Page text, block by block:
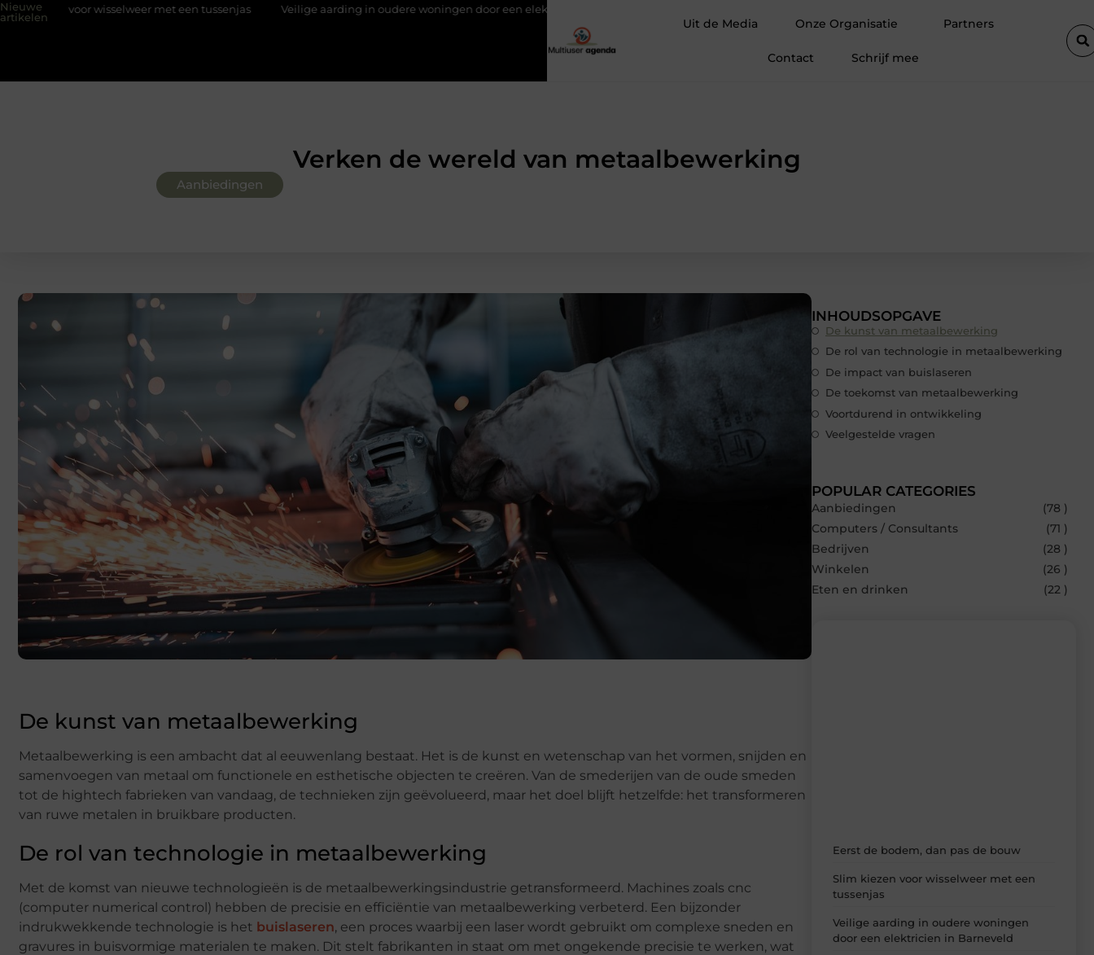
Nieuwe
artikelen
met een tussenjas Veilige aarding in oudere woningen door een elektricien in Barneveld
Uit de Media Onze Organisatie Partners
Contact Schrijf mee
Verken de wereld van metaalbewerking
Aanbiedingen
De kunst van metaalbewerking
Metaalbewerking is een ambacht dat al eeuwenlang bestaat. Het is de kunst en wetenschap van het vormen, snijden en
samenvoegen van metaal om functionele en esthetische objecten te creëren. Van de smederijen van de oude smeden
tot de hightech fabrieken van vandaag, de technieken zijn geëvolueerd, maar het doel blijft hetzelfde: het transformeren
van ruwe metalen in bruikbare producten.
De rol van technologie in metaalbewerking
Met de komst van nieuwe technologieën is de metaalbewerkingsindustrie getransformeerd. Machines zoals cnc
(computer numerical control) hebben de precisie en efficiëntie van metaalbewerking verbeterd. Een bijzonder
indrukwekkende technologie is het buislaseren, een proces waarbij een laser wordt gebruikt om complexe sneden en
gravures in buisvormige materialen te maken. Dit stelt fabrikanten in staat om met ongekende precisie te werken, wat
INHOUDSOPGAVE
De kunst van metaalbewerking
De rol van technologie in metaalbewerking
De impact van buislaseren
De toekomst van metaalbewerking
Voortdurend in ontwikkeling
Veelgestelde vragen
POPULAR CATEGORIES
Aanbiedingen
(78 )
Computers / Consultants
(71 )
Bedrijven
(28 )
Winkelen
(26 )
Eten en drinken
(22 )
Eerst de bodem, dan pas de bouw
Slim kiezen voor wisselweer met een
tussenjas
Veilige aarding in oudere woningen
door een elektricien in Barneveld